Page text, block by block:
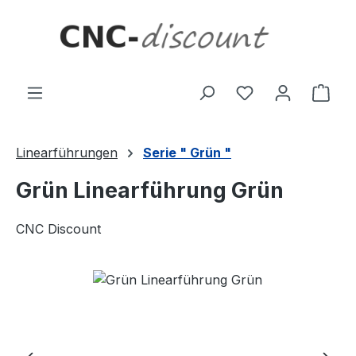
Linearführungen Serie " Grün "
Grün Linearführung Grün
CNC Discount
Bildergalerie überspringen